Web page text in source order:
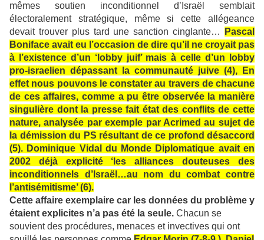
mêmes soutien inconditionnel d’Israël semblait
électoralement stratégique, même si cette allégeance
devait trouver plus tard une sanction cinglante…
Pascal
Boniface avait eu l’occasion de dire qu’il ne croyait pas
à l’existence d’un ‘lobby juif’ mais à celle d’un lobby
pro-israelien dépassant la communauté juive (4), En
effet nous pouvons le constater au travers de chacune
de ces affaires, comme a pu être observée la manière
singulière dont la presse fait état des conflits de cette
nature, analysée par exemple par Acrimed au sujet de
la démission du PS résultant de ce profond désaccord
(5). Dominique Vidal du Monde Diplomatique avait en
2002 déjà explicité ‘les alliances douteuses des
inconditionnels d’Israël…au nom du combat contre
l’antisémitisme’ (6).
Cette affaire exemplaire car les données du problème y
étaient explicites n’a pas été la seule. Chacun se
souvient des procédures, menaces et invectives qui ont